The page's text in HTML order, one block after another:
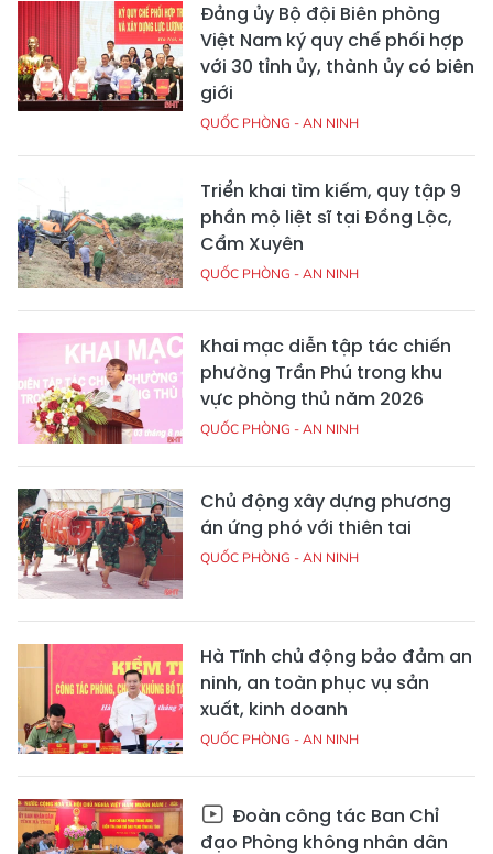
Đảng ủy Bộ đội Biên phòng
Việt Nam ký quy chế phối hợp
với 30 tỉnh ủy, thành ủy có biên
giới
QUỐC PHÒNG - AN NINH
Triển khai tìm kiếm, quy tập 9
phần mộ liệt sĩ tại Đồng Lộc,
Cẩm Xuyên
QUỐC PHÒNG - AN NINH
Khai mạc diễn tập tác chiến
phường Trần Phú trong khu
vực phòng thủ năm 2026
QUỐC PHÒNG - AN NINH
Chủ động xây dựng phương
án ứng phó với thiên tai
QUỐC PHÒNG - AN NINH
Hà Tĩnh chủ động bảo đảm an
ninh, an toàn phục vụ sản
xuất, kinh doanh
QUỐC PHÒNG - AN NINH
Đoàn công tác Ban Chỉ
đạo Phòng không nhân dân